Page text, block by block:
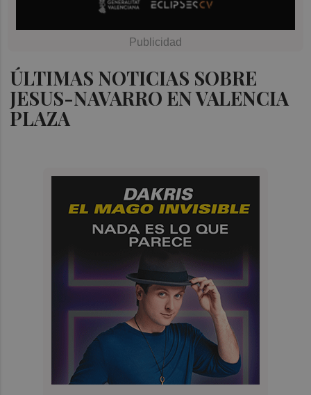
ÚLTIMAS NOTICIAS SOBRE
JESUS-NAVARRO EN VALENCIA
PLAZA